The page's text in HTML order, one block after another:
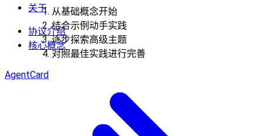
关于
协议介绍
核心概念
从基础概念开始
结合示例动手实践
逐步探索高级主题
对照最佳实践进行完善
AgentCard